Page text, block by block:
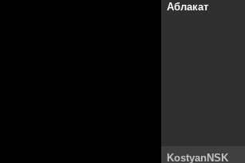
Аблакат
KostyanNSK